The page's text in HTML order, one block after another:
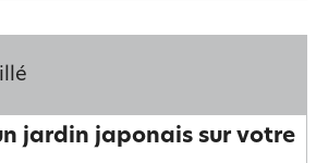
jardin japonais sur votre